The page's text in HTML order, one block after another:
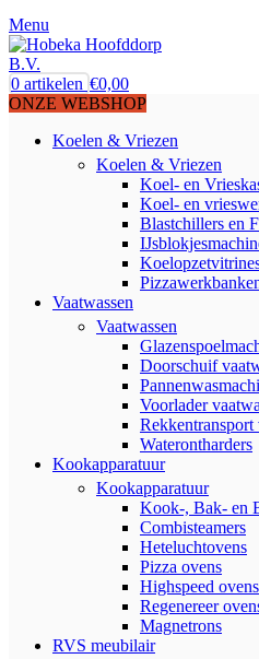
Menu
0 artikelen €0,00
ONZE WEBSHOP
Koelen & Vriezen
Koelen & Vriezen
Koel- en
Koel- en
Blastchillers en
Vaatwassen
Vaatwassen
Doorschuif
Voorlader
Rekkentransport
Waterontharders
Kookapparatuur
Kookapparatuur
Kook-, Bak- en
Combisteamers
Heteluchtovens
Pizza ovens
Highspeed ovens
Regenereer
Magnetrons
RVS meubilair